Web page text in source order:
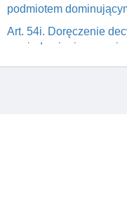
podmiotem
Art. 54i. Doręczenie
zawiadomienia o